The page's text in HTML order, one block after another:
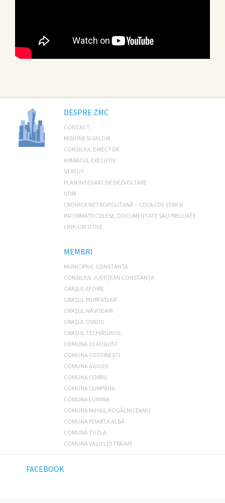
DESPRE ZMC
CONTACT
MISIUNE SI VALORI
CONSILIUL DIRECTOR
APARATUL EXECUTIV
STATUT
PLAN INTEGRAT DE DEZVOLTARE
STIRI
CRONICA METROPOLITANĂ – COLAJ DE ȘTIRI ȘI
INFORMAȚII CULESE, DOCUMENTATE SAU PRELUATE
LINK-URI UTILE
MEMBRI
MUNICIPIUL CONSTANŢA
CONSILIUL JUDEŢEAN CONSTANŢA
ORAŞUL EFORIE
ORAŞUL MURFATLAR
ORAŞUL NĂVODARI
ORAŞUL OVIDIU
ORAŞUL TECHIRGHIOL
COMUNA 23 AUGUST
COMUNA COSTINEȘTI
COMUNA AGIGEA
COMUNA CORBU
COMUNA CUMPĂNA
COMUNA LUMINA
COMUNA MIHAIL KOGĂLNICEANU
COMUNA POARTA ALBĂ
COMUNA TUZLA
COMUNA VALU LUI TRAIAN
FACEBOOK